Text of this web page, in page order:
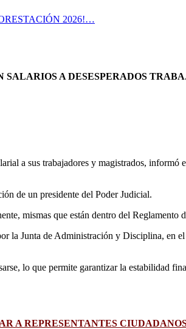
2026!…
SALARIOS A DESESPERADOS
a sus trabajadores y magistrados, informó
de un presidente del Poder Judicial.
mismas que están dentro del Reglamento
la Junta de Administración y Disciplina, en
lo que permite garantizar la estabilidad
A REPRESENTANTES